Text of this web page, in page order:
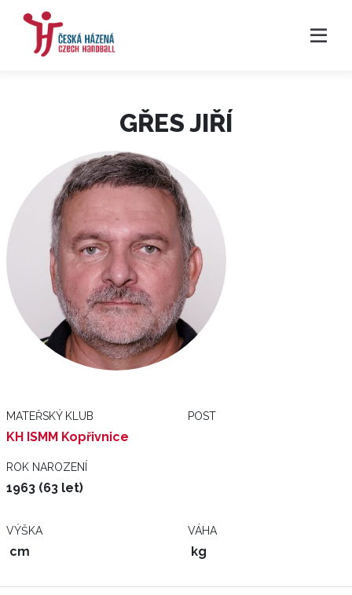
GŘES JIŘÍ
MATEŘSKÝ KLUB
KH ISMM Kopřivnice
POST
ROK NAROZENÍ
1963 (63 let)
VÝŠKA
cm
VÁHA
kg